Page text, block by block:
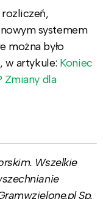
systemem
można było
w artykule: Koniec
Zmiany dla
Wszelkie
Sp.